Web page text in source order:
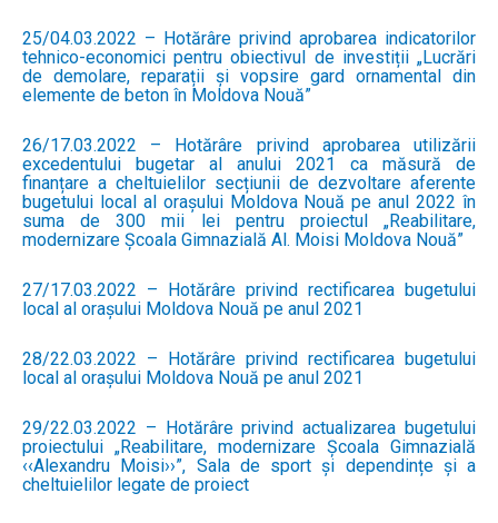
25/04.03.2022 – Hotărâre privind aprobarea indicatorilor
tehnico-economici pentru obiectivul de investiții „Lucrări
de demolare, reparații și vopsire gard ornamental din
elemente de beton în Moldova Nouă”
26/17.03.2022 – Hotărâre privind aprobarea utilizării
excedentului bugetar al anului 2021 ca măsură de
finanțare a cheltuielilor secțiunii de dezvoltare aferente
bugetului local al orașului Moldova Nouă pe anul 2022 în
suma de 300 mii lei pentru proiectul „Reabilitare,
modernizare Școala Gimnazială Al. Moisi Moldova Nouă”
27/17.03.2022 – Hotărâre privind rectificarea bugetului
local al orașului Moldova Nouă pe anul 2021
28/22.03.2022 – Hotărâre privind rectificarea bugetului
local al orașului Moldova Nouă pe anul 2021
29/22.03.2022 – Hotărâre privind actualizarea bugetului
proiectului „Reabilitare, modernizare Școala Gimnazială
‹‹Alexandru Moisi››”, Sala de sport și dependințe și a
cheltuielilor legate de proiect